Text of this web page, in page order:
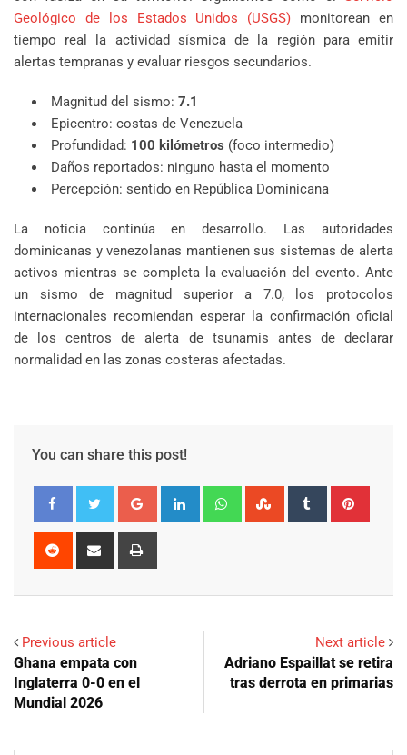
Geológico de los Estados Unidos (USGS) monitorean en
tiempo real la actividad sísmica de la región para emitir
alertas tempranas y evaluar riesgos secundarios.
Magnitud del sismo: 7.1
Epicentro: costas de Venezuela
Profundidad: 100 kilómetros (foco intermedio)
Daños reportados: ninguno hasta el momento
Percepción: sentido en República Dominicana
La noticia continúa en desarrollo. Las autoridades
dominicanas y venezolanas mantienen sus sistemas de alerta
activos mientras se completa la evaluación del evento. Ante
un sismo de magnitud superior a 7.0, los protocolos
internacionales recomiendan esperar la confirmación oficial
de los centros de alerta de tsunamis antes de declarar
normalidad en las zonas costeras afectadas.
You can share this post!
Google+ LinkedIn WhatsappStumbleUpon
Tumblr
Reddit
Share
Previous article
Ghana empata con
Inglaterra 0-0 en el
Mundial 2026
Next article
Adriano Espaillat se retira
tras derrota en primarias